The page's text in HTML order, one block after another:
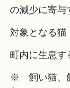
の減少に寄与
対象となる猫
町内に生息す
※ 飼い猫、